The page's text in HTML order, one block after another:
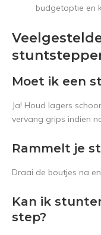
budgetoptie en
Moet ik een
Ja! Houd lagers
vervang grips indien
Rammelt je
Draai de boutjes na
Kan ik
step?